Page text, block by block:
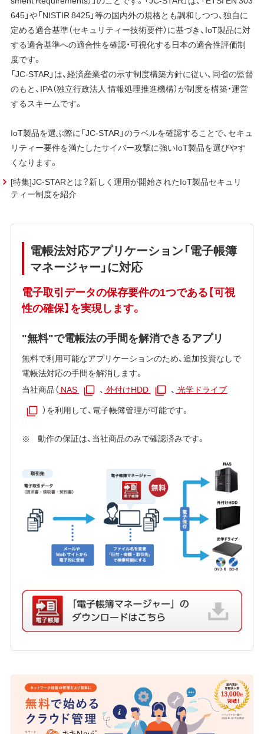
645」や「NISTIR 8425」等の国内外の規格とも調和しつつ、独自に
定める適合基準（セキュリティー技術要件）に基づき、IoT製品に対
する適合基準への適合性を確認・可視化する日本の適合性評価制
度です。
「JC-STAR」は、経済産業省の示す制度構築方針に従い、同省の監督
のもと、IPA（独立行政法人 情報処理推進機構）が制度を構築・運営
するスキームです。
IoT製品を選ぶ際に「JC-STAR」のラベルを確認することで、セキュ
リティー要件を満たしたサイバー攻撃に強いIoT製品を選びやす
くなります。
[特集]JC-STARとは？新しく運用が開始されたIoT製品セキュリ
ティー制度を紹介
電帳法対応アプリケーション「電子帳簿
マネージャー」に対応
電子取引データの保存要件の1つである【可視
性の確保】を実現します。
"無料"で電帳法の手間を解消できるアプリ
無料で利用可能なアプリケーションのため、追加投資なしで
電帳法対応の手間を解消します。
当社商品（ NAS 、 外付けHDD 、 光学ドライブ
）を利用して、電子帳簿管理が可能です。
動作の保証は、当社商品のみで確認済みです。